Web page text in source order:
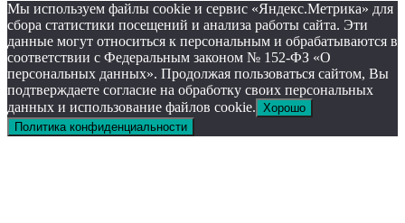
Мы используем файлы cookie и сервис «Яндекс.Метрика» для
сбора статистики посещений и анализа работы сайта. Эти
данные могут относиться к персональным и обрабатываются в
соответствии с Федеральным законом № 152-ФЗ «О
персональных данных». Продолжая пользоваться сайтом, Вы
подтверждаете согласие на обработку своих персональных
данных и использование файлов cookie. Хорошо
Политика конфиденциальности